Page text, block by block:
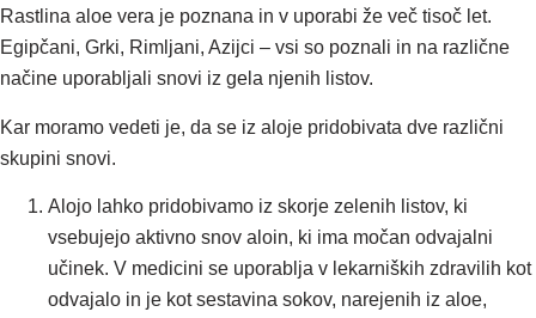
Rastlina aloe vera je poznana in v uporabi že več tisoč let.
Egipčani, Grki, Rimljani, Azijci – vsi so poznali in na različne
načine uporabljali snovi iz gela njenih listov.
Kar moramo vedeti je, da se iz aloje pridobivata dve različni
skupini snovi.
Alojo lahko pridobivamo iz skorje zelenih listov, ki
vsebujejo aktivno snov aloin, ki ima močan odvajalni
učinek. V medicini se uporablja v lekarniških zdravilih kot
odvajalo in je kot sestavina sokov, narejenih iz aloe,